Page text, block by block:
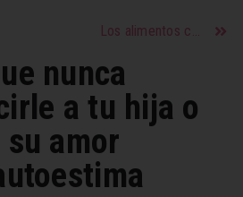
Los alimentos con grasas buenas que debes incluir en tu dieta
nunca
a tu hija o
amor